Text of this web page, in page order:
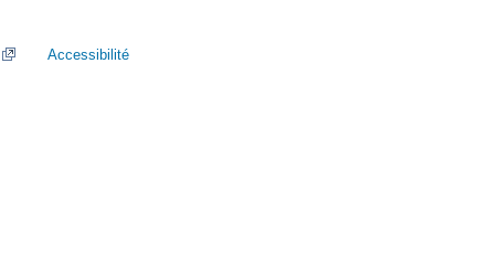
Accessibilité